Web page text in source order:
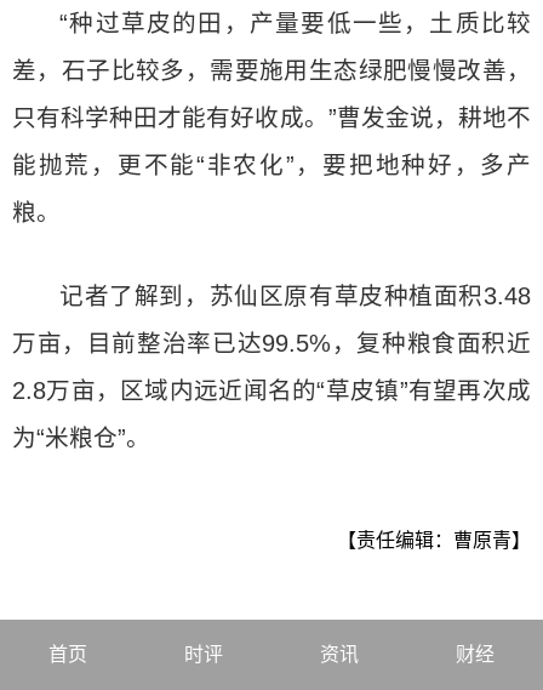
“种过草皮的田，产量要低一些，土质比较
差，石子比较多，需要施用生态绿肥慢慢改善，
只有科学种田才能有好收成。”曹发金说，耕地不
能抛荒，更不能“非农化”，要把地种好，多产
粮。
记者了解到，苏仙区原有草皮种植面积3.48
万亩，目前整治率已达99.5%，复种粮食面积近
2.8万亩，区域内远近闻名的“草皮镇”有望再次成
为“米粮仓”。
【责任编辑：曹原青】
首页 时评 资讯 财经